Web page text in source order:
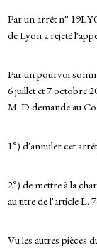
Par un arrêt n°
de Lyon a rejeté
Par un pourvoi
6 juillet et 7 octobre
M. D demande au
1°) d'annuler cet
2°) de mettre à la
au titre de l'article L.
Vu les autres pièces